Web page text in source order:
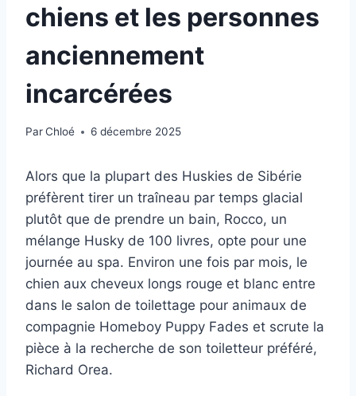
chiens et les personnes
anciennement
incarcérées
ParChloé 6 décembre 2025
Alors que la plupart des Huskies de Sibérie
préfèrent tirer un traîneau par temps glacial
plutôt que de prendre un bain, Rocco, un
mélange Husky de 100 livres, opte pour une
journée au spa. Environ une fois par mois, le
chien aux cheveux longs rouge et blanc entre
dans le salon de toilettage pour animaux de
compagnie Homeboy Puppy Fades et scrute la
pièce à la recherche de son toiletteur préféré,
Richard Orea.